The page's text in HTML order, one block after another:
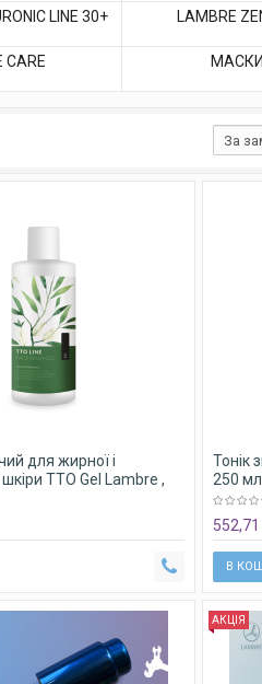
LINE 30+ LAMBRE
CARE
МАСКИ
для жирної і
шкіри ТТО Gel Lambre ,
Тонік
250 мл
552,71
В
АКЦІЯ